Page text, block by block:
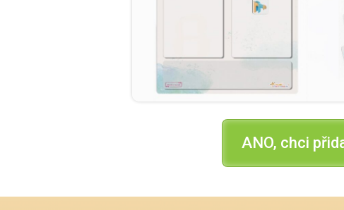
ANO, chci